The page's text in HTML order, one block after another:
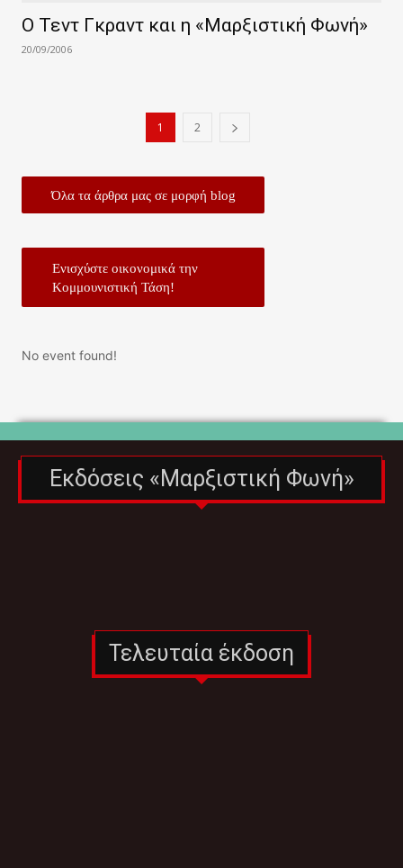
Ο Τεντ Γκραντ και η «Μαρξιστική Φωνή»
20/09/2006
1 2
Όλα τα άρθρα μας σε μορφή blog
Ενισχύστε οικονομικά την
Κομμουνιστική Τάση!
No event found!
Εκδόσεις «Μαρξιστική Φωνή»
Τελευταία έκδοση